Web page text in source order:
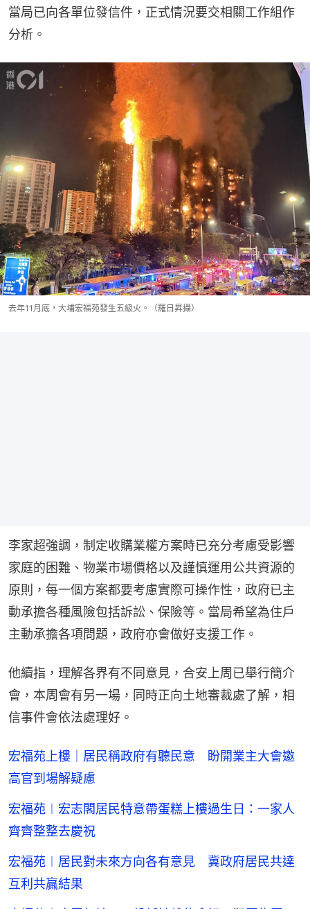
當局已向各單位發信件，正式情況要交相關工作組作
分析。
去年11月底，大埔宏福苑發生五級火。（羅日昇攝）
李家超強調，制定收購業權方案時已充分考慮受影響
家庭的困難、物業市場價格以及謹慎運用公共資源的
原則，每一個方案都要考慮實際可操作性，政府已主
動承擔各種風險包括訴訟、保險等。當局希望為住戶
主動承擔各項問題，政府亦會做好支援工作。
他續指，理解各界有不同意見，合安上周已舉行簡介
會，本周會有另一場，同時正向土地審裁處了解，相
信事件會依法處理好。
宏福苑上樓｜居民稱政府有聽民意 盼開業主大會邀
高官到場解疑慮
宏福苑︱宏志閣居民特意帶蛋糕上樓過生日：一家人
齊齊整整去慶祝
宏福苑︱居民對未來方向各有意見 冀政府居民共達
互利共贏結果